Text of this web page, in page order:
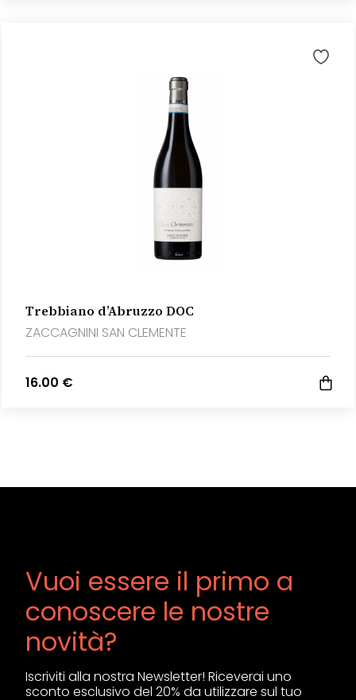
Trebbiano d’Abruzzo DOC
ZACCAGNINI SAN CLEMENTE
16.00 €
Vuoi essere il primo a
conoscere le nostre
novità?
Iscriviti alla nostra Newsletter! Riceverai uno
sconto esclusivo del 20% da utilizzare sul tuo